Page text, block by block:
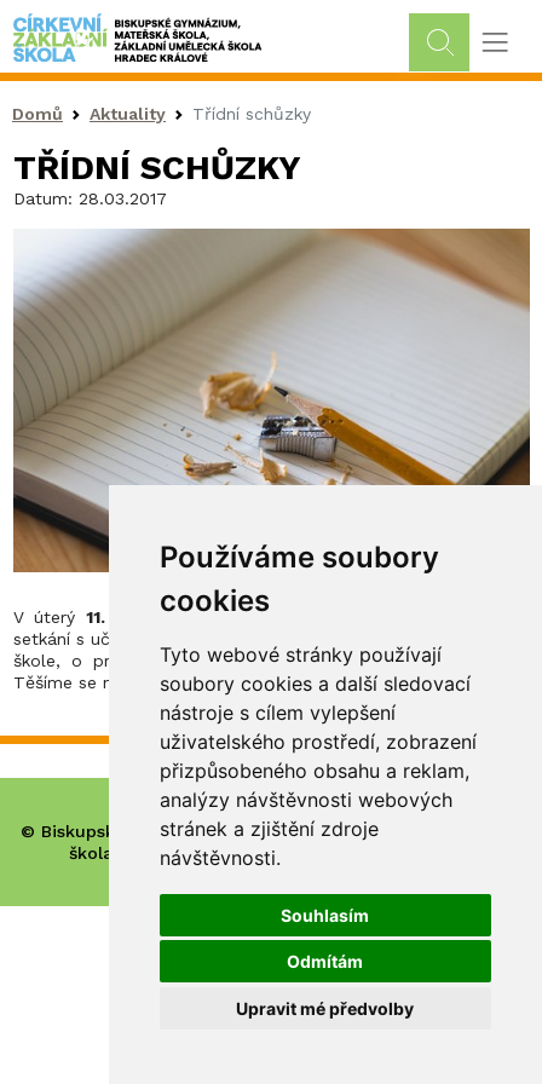
Používáme soubory
cookies
Tyto webové stránky používají
soubory cookies a další sledovací
nástroje s cílem vylepšení
uživatelského prostředí, zobrazení
přizpůsobeného obsahu a reklam,
analýzy návštěvnosti webových
stránek a zjištění zdroje
návštěvnosti.
Souhlasím
Odmítám
Upravit mé předvolby
Drobečková navigace
Domů Aktuality Třídní schůzky
TŘÍDNÍ SCHŮZKY
Datum: 28.03.2017
V úterý 11. dubna v 17 hvás zveme na třídní schůzky. Při
setkání s učiteli se dozvíte informace z aktuálního dění na naší
škole, o prospěchu a chování žáků, o plánovaných akcích.
Těšíme se na setkání s vámi.
© Biskupské gymnázium, církevní základní škola, mateřská
škola a základní umělecká škola Hradec Králové